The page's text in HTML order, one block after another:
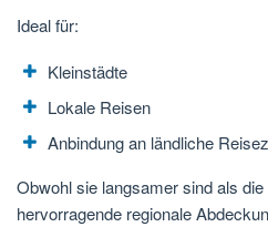
Ideal für:
Kleinstädte
Lokale Reisen
Anbindung an ländliche
Obwohl sie langsamer sind als
hervorragende regionale